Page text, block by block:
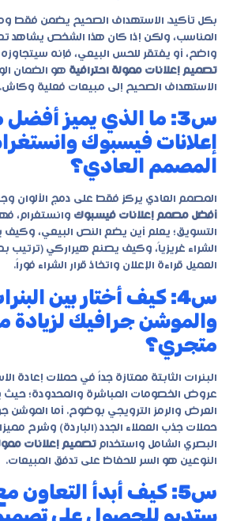
بكل تأكيد. الاستهداف الصحيح يضمن فقط
المناسب، ولكن إذا كان هذا الشخص يشاهد
واضح، أو يفتقر للحس البيعي، فإنه سيتجاوزه
تصميم إعلانات ممولة احترافية هو الضمان
الاستهداف الصحيح إلى مبيعات فعلية وكاش.
س3: ما الذي يميز
إعلانات فيسبوك
المصمم العادي؟
المصمم العادي يركز فقط على دمج الألوان
أفضل مصمم إعلانات فيسبوك وانستغرام،
التسويق؛ يعلم أين يضع النص البيعي، وكيف
الشراء غريزياً، وكيف يصنع هيراركي
العميل قراءة الإعلان واتخاذ قرار الشراء فوراً.
س4: كيف أختار بين
والموشن جرافيك لزيادة
متجري؟
البنرات الثابتة ممتازة جداً في حملات إعادة
عروض الخصومات المباشرة والمحدودة؛ حيث
العرض والرمز الترويجي بوضوح. أما الموشن
حملات جذب العملاء الجدد (الباردة) وشرح
البصري الشامل واستخدام تصميم إعلانات
النوعين هو السر للحفاظ على تدفق المبيعات.
س5: كيف أبدأ التعاون
ستديو للحصول على